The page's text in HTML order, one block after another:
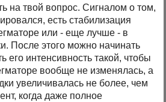
на твой вопрос. Сигналом о том,
есть стабилизация
или - еще лучше - в
После этого можно начинать
его интенсивность такой, чтобы
вообще не изменялась, а
увеличивалась не более, чем
когда даже полное